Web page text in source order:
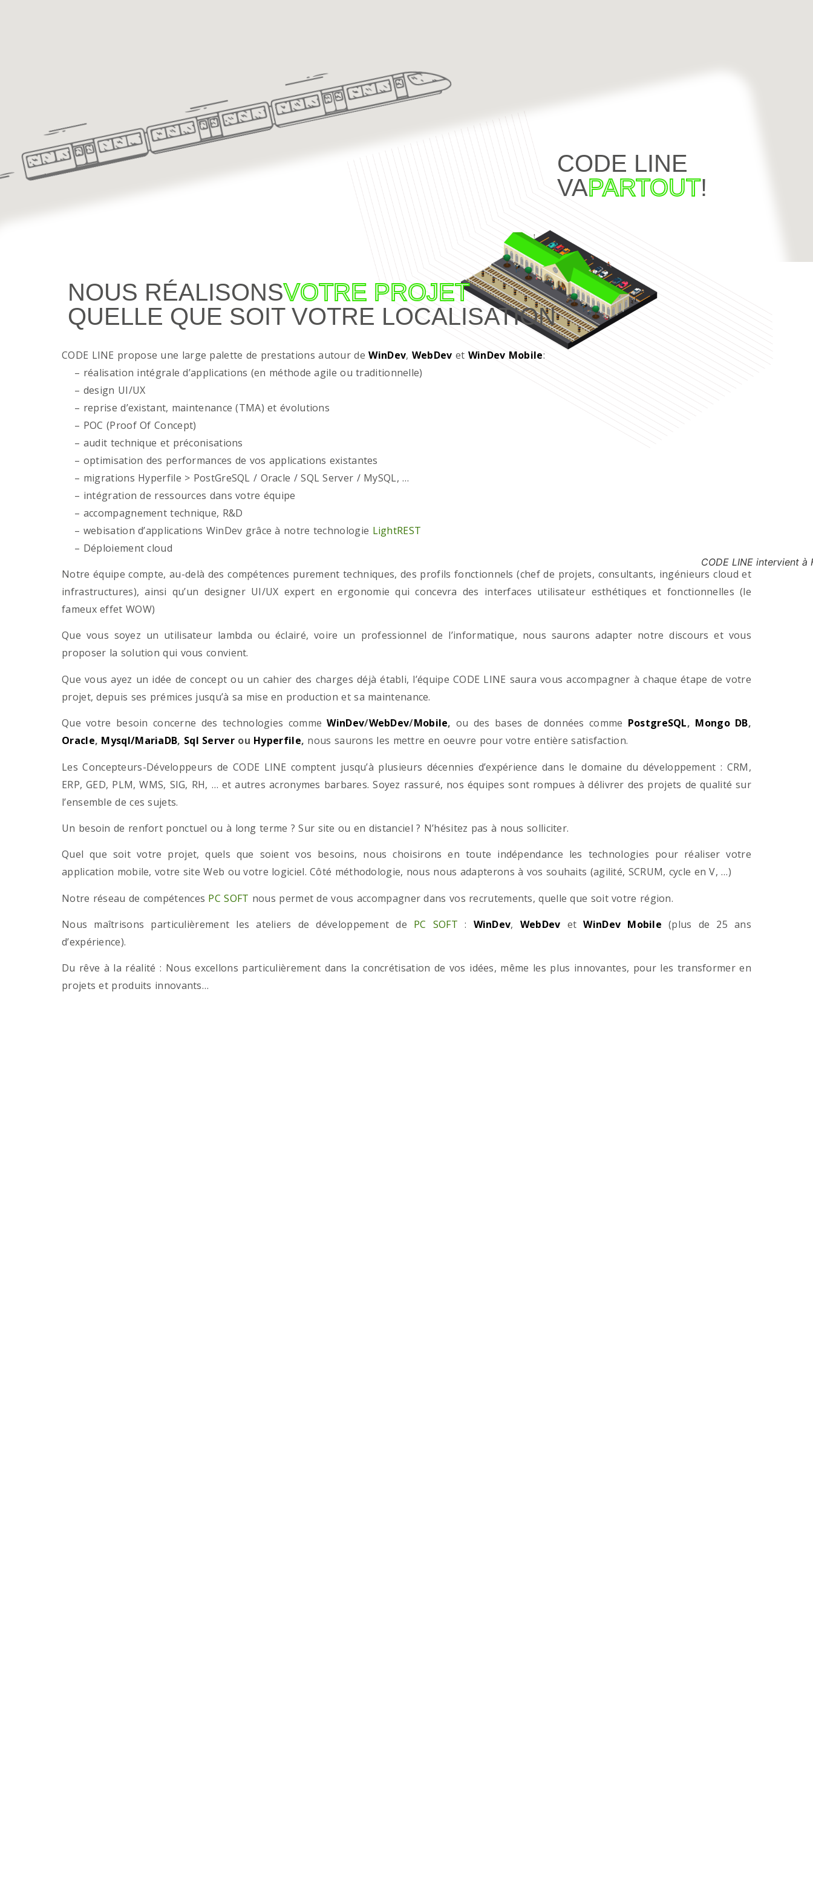
CODE LINE
VAPARTOUT!
NOUS RÉALISONSVOTRE PROJET
QUELLE QUE SOIT VOTRE LOCALISATION
CODE LINE propose une large palette de prestations autour deWinDev, WebDev et WinDev Mobile:
– réalisation intégrale d’applications (en méthode agile ou traditionnelle)
– design UI/UX
– reprise d’existant, maintenance (TMA) et évolutions
– POC (Proof Of Concept)
– audit technique et préconisations
– optimisation des performances de vos applications existantes
– migrations Hyperfile > PostGreSQL / Oracle / SQL Server / MySQL, …
– intégration de ressources dans votre équipe
– accompagnement technique, R&D
– webisation d’applications WinDev grâce à notre technologie LightREST
– Déploiement cloud
Notre équipe compte, au-delà des compétences purement techniques, des profils fonctionnels (chef de projets, consultants, ingénieurs cloud et
infrastructures), ainsi qu’un designer UI/UX expert en ergonomie qui concevra des interfaces utilisateur esthétiques et fonctionnelles (le
fameux effet WOW)
Que vous soyez un utilisateur lambda ou éclairé, voire un professionnel de l’informatique, nous saurons adapter notre discours et vous
proposer la solution qui vous convient.
Que vous ayez un idée de concept ou un cahier des charges déjà établi, l’équipe CODE LINE saura vous accompagner à chaque étape de votre
projet, depuis ses prémices jusqu’à sa mise en production et sa maintenance.
Que votre besoin concerne des technologies commeWinDev/WebDev/Mobile, ou des bases de données comme PostgreSQL, Mongo DB,
Oracle, Mysql/MariaDB, Sql Serverou Hyperfile, nous saurons les mettre en oeuvre pour votre entière satisfaction.
Les Concepteurs-Développeurs de CODE LINE comptent jusqu’à plusieurs décennies d’expérience dans le domaine du développement : CRM,
ERP, GED, PLM, WMS, SIG, RH, … et autres acronymes barbares. Soyez rassuré, nos équipes sont rompues à délivrer des projets de qualité sur
l’ensemble de ces sujets.
Un besoin de renfort ponctuel ou à long terme ? Sur site ou en distanciel ? N’hésitez pas à nous solliciter.
Quel que soit votre projet, quels que soient vos besoins, nous choisirons en toute indépendance les technologies pour réaliser votre
application mobile, votre site Web ou votre logiciel. Côté méthodologie, nous nous adapterons à vos souhaits (agilité, SCRUM, cycle en V, …)
Notre réseau de compétences PC SOFT nous permet de vous accompagner dans vos recrutements, quelle que soit votre région.
Nous maîtrisons particulièrement les ateliers de développement de PC SOFT : WinDev, WebDev et WinDev Mobile (plus de 25 ans
d’expérience).
Du rêve à la réalité : Nous excellons particulièrement dans la concrétisation de vos idées, même les plus innovantes, pour les transformer en
projets et produits innovants…
CODE LINE intervient à